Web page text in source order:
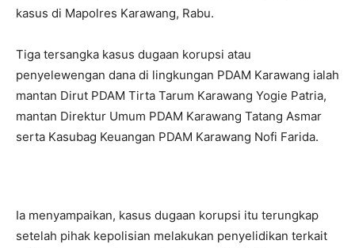
kasus di Mapolres Karawang, Rabu.
Tiga tersangka kasus dugaan korupsi atau
penyelewengan dana di lingkungan PDAM Karawang ialah
mantan Dirut PDAM Tirta Tarum Karawang Yogie Patria,
mantan Direktur Umum PDAM Karawang Tatang Asmar
serta Kasubag Keuangan PDAM Karawang Nofi Farida.
Ia menyampaikan, kasus dugaan korupsi itu terungkap
setelah pihak kepolisian melakukan penyelidikan terkait